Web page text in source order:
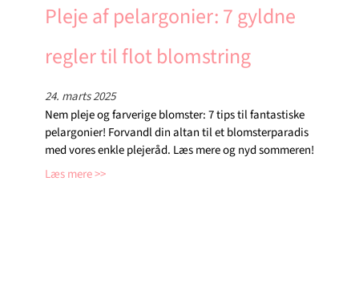
Pleje af pelargonier: 7 gyldne
regler til flot blomstring
24. marts 2025
Nem pleje og farverige blomster: 7 tips til fantastiske
pelargonier! Forvandl din altan til et blomsterparadis
med vores enkle plejeråd. Læs mere og nyd sommeren!
Læs mere